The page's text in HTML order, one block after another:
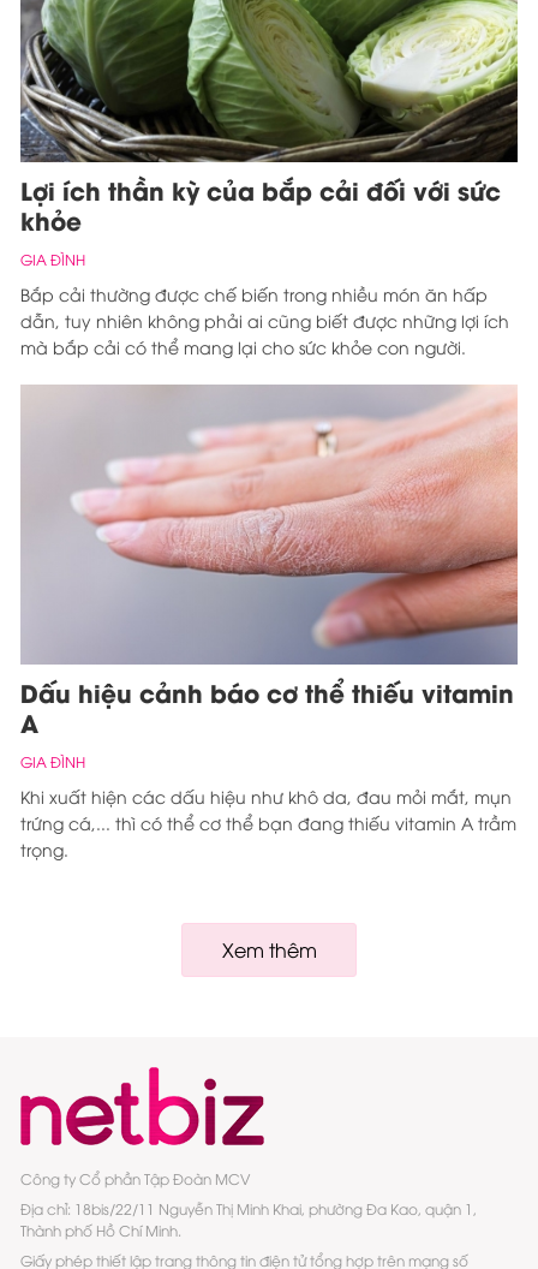
Lợi ích thần kỳ của bắp cải đối với sức
khỏe
GIA ĐÌNH
Bắp cải thường được chế biến trong nhiều món ăn hấp
dẫn, tuy nhiên không phải ai cũng biết được những lợi ích
mà bắp cải có thể mang lại cho sức khỏe con người.
Dấu hiệu cảnh báo cơ thể thiếu vitamin
A
GIA ĐÌNH
Khi xuất hiện các dấu hiệu như khô da, đau mỏi mắt, mụn
trứng cá,... thì có thể cơ thể bạn đang thiếu vitamin A trầm
trọng.
Xem thêm
Công ty Cổ phần Tập Đoàn MCV
Địa chỉ: 18bis/22/11 Nguyễn Thị Minh Khai, phường Đa Kao, quận 1,
Thành phố Hồ Chí Minh.
Giấy phép thiết lập trang thông tin điện tử tổng hợp trên mạng số